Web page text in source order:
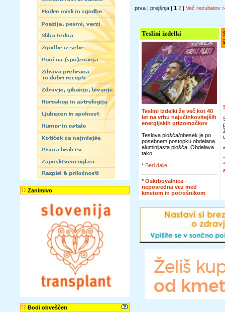
Zanimivo
Bodi obveščen
prva | prejšnja | 1 2 | Več rezultatov
Teslini izdelki
Teslini izdelki že več kot 40
let na vrhu najučinkovitejših
energijskih pripomočkov
Teslova plošča/obesek je po
posebnem postopku obdelana
aluminijasta plošča. Obdelava
tako...
* Beri dalje
* Oskrbovalnica -
neposredna vez med
kmetom in potrošnikom